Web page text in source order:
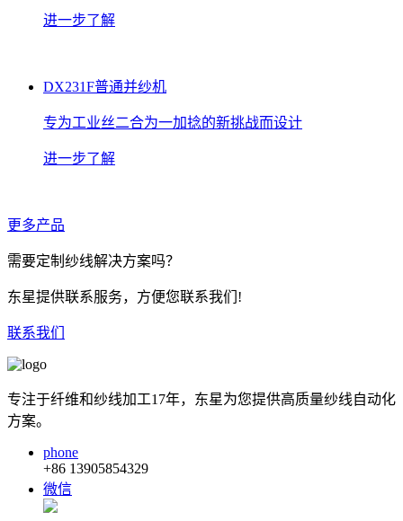
进一步了解
DX231F普通并纱机
专为工业丝二合为一加捻的新挑战而设计
进一步了解
更多产品
需要定制纱线解决方案吗？
东星提供联系服务，方便您联系我们!
联系我们
专注于纤维和纱线加工17年，东星为您提供高质量纱线自动化
方案。
phone
+86 13905854329
微信